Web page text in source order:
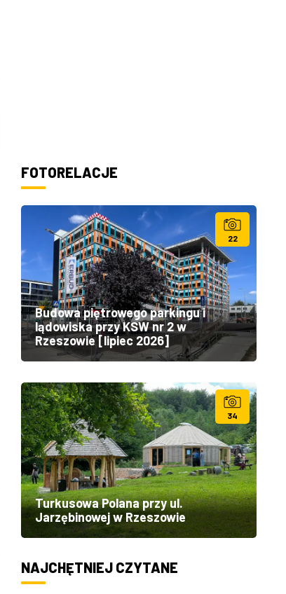
FOTORELACJE
22
Budowa piętrowego parkingu i
lądowiska przy KSW nr 2 w
Rzeszowie [lipiec 2026]
34
Turkusowa Polana przy ul.
Jarzębinowej w Rzeszowie
NAJCHĘTNIEJ CZYTANE